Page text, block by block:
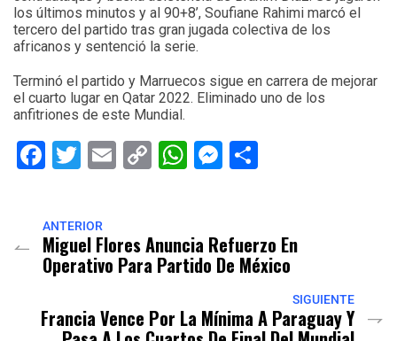
los últimos minutos y al 90+8’, Soufiane Rahimi marcó el
tercero del partido tras gran jugada colectiva de los
africanos y sentenció la serie.
Terminó el partido y Marruecos sigue en carrera de mejorar
el cuarto lugar en Qatar 2022. Eliminado uno de los
anfitriones de este Mundial.
Facebook
Twitter
EmailCopyWhatsApp
Messenger
ANTERIOR
Miguel Flores Anuncia Refuerzo En
Operativo Para Partido De México
SIGUIENTE
Francia Vence Por La Mínima A Paraguay Y